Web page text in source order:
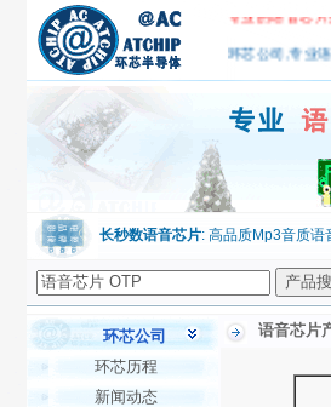
环芯公司,专业
长秒数语音芯片: 高品质Mp3音质语
环芯公司
环芯历程
新闻动态
语音芯片